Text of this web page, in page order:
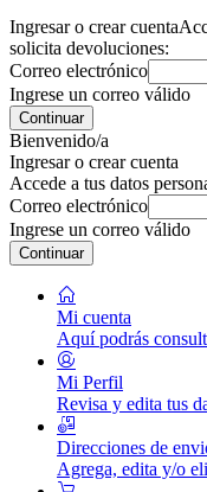
Ingresar o crear cuenta
solicita devoluciones:
Correo electrónico
Ingrese un correo válido
Continuar
Bienvenido/a
Ingresar o crear cuenta
Accede a tus datos
Correo electrónico
Ingrese un correo válido
Continuar
Mi cuenta
Aquí podrás
Mi Perfil
Revisa y edita tus
Direcciones de
Agrega, edita y/o